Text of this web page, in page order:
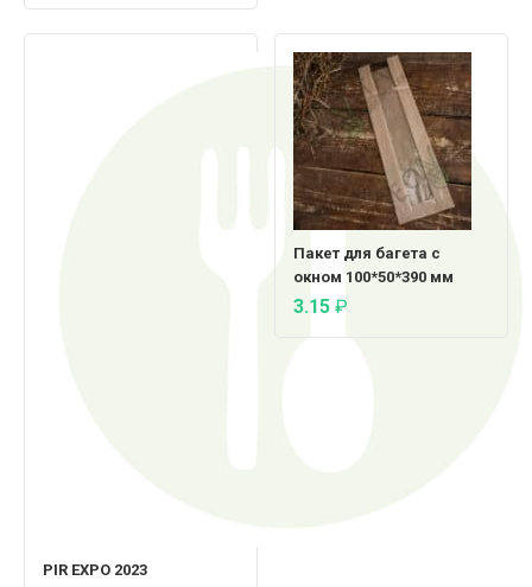
PIR EXPO 2023
Пакет для багета с
окном 100*50*390 мм
3.15 ₽